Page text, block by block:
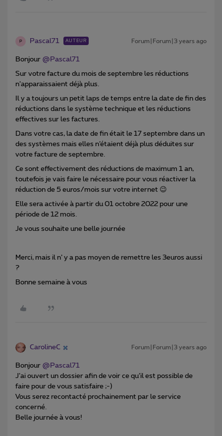
P Pascal71 AUTEUR Forum|Forum|3 years ago
Bonjour @Pascal71
Sur votre facture du mois de septembre les réductions
n’apparaissaient déjà plus.
Il y a toujours un petit laps de temps entre la date de fin des
réductions dans le système technique et les réductions
effectives sur les factures.
Dans votre cas, la date de fin était le 17 septembre dans un
des systèmes mais elles n’étaient déjà plus déduites sur
votre facture de septembre.
Ce sont effectivement des réductions de maximum 1 an,
toutefois je vais faire le nécessaire pour vous réactiver la
réduction de 5 euros/mois sur votre internet 😉
Elle sera activée à partir du 01 octobre 2022 pour une
période de 12 mois.
Je vous souhaite une belle journée
Merci, mais il n’ y a pas moyen de remettre les 3euros aussi
?
Bonne semaine à vous
CarolineC Forum|Forum|3 years ago
Bonjour @Pascal71
J’ai ouvert un dossier afin de voir ce qu’il est possible de
faire pour de vous satisfaire ;-)
Vous serez recontacté prochainement par le service
concerné.
Belle journée à vous!